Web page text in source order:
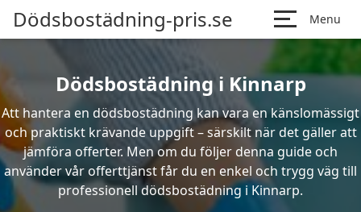
Dödsbostädning-pris.se Menu
Dödsbostädning i Kinnarp
Att hantera en dödsbostädning kan vara en känslomässigt
och praktiskt krävande uppgift – särskilt när det gäller att
jämföra offerter. Men om du följer denna guide och
använder vår offerttjänst får du en enkel och trygg väg till
professionell dödsbostädning i Kinnarp.